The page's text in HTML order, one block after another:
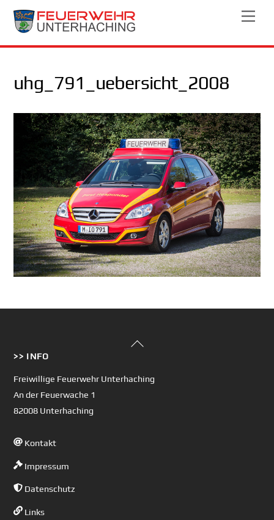
Skip
uhg_791_uebersicht_2008
Back
>> INFO
Freiwillige Feuerwehr Unterhaching
An der Feuerwache 1
82008 Unterhaching
Kontakt
Impressum
Datenschutz
Links